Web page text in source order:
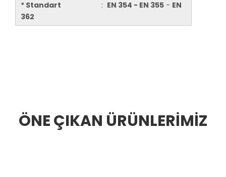
* Standart : EN 354 - EN 355 - EN
362
ÖNE ÇIKAN ÜRÜNLERİMİZ